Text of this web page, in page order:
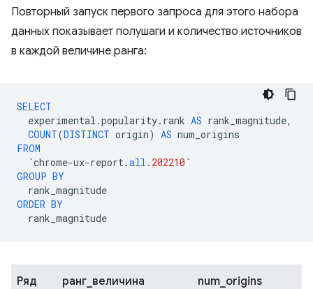
Повторный запуск первого запроса для этого набора
данных показывает полушаги и количество источников
в каждой величине ранга:
SELECT
experimental .popularity. rank AS rank_magnitude,
COUNT(DISTINCT origin) AS num_origins
FROM
`chrome-ux-report.all . 202210 `
GROUP BY
rank_magnitude
ORDER BY
rank_magnitude
Ряд ранг_величина num_origins